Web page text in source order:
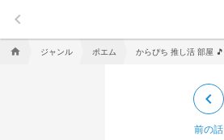
keyboard_arrow_left
home ジャンル ポエム からぴち 推し活 部屋 🎵
keyboard_arrow_left
前の話